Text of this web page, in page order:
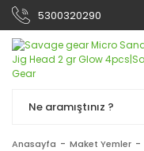
5300320290
Anasayfa Maket Yemler